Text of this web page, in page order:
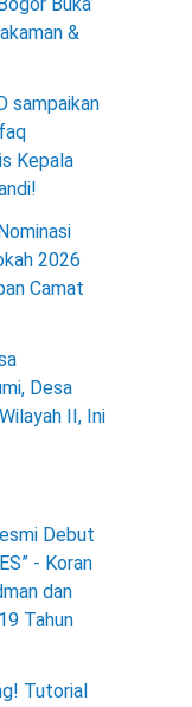
&
sampaikan
Kepala
2026
Camat
Desa
II, Ini
Debut
- Koran
dan
Tahun
Tutorial